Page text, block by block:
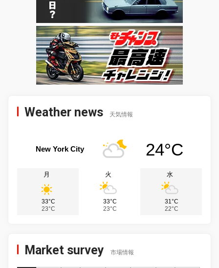
Weather news 天気情報
New York City 24°C
月
33°C
23°C
火
33°C
23°C
水
31°C
22°C
Market survey 市場情報